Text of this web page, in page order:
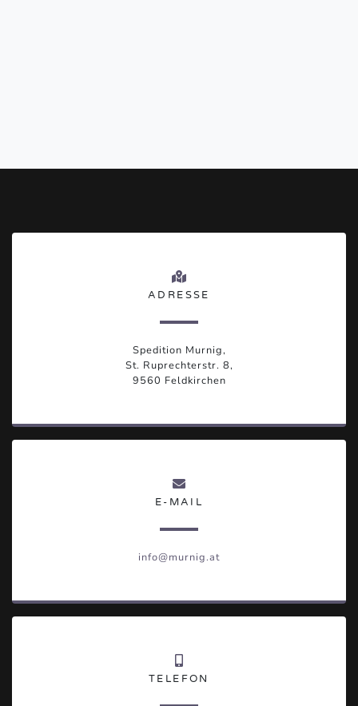
ADRESSE
Spedition Murnig,
St. Ruprechterstr. 8,
9560 Feldkirchen
E-MAIL
info@murnig.at
TELEFON